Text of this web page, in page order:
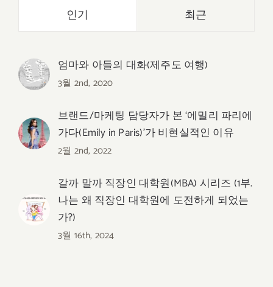
인기 최근
엄마와 아들의 대화(제주도 여행)
3월 2nd, 2020
브랜드/마케팅 담당자가 본 ‘에밀리 파리에
가다(Emily in Paris)’가 비현실적인 이유
2월 2nd, 2022
갈까 말까 직장인 대학원(MBA) 시리즈 (1부.
나는 왜 직장인 대학원에 도전하게 되었는
가?)
3월 16th, 2024